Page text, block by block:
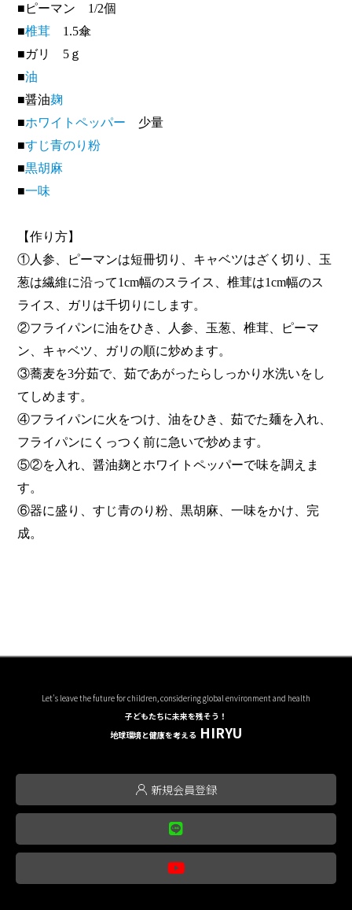
■ピーマン 1/2個
■椎茸 1.5傘
■ガリ 5ｇ
■油
■醤油麹
■ホワイトペッパー 少量
■すじ青のり粉
■黒胡麻
■一味
【作り方】
①人参、ピーマンは短冊切り、キャベツはざく切り、玉
葱は繊維に沿って1cm幅のスライス、椎茸は1cm幅のス
ライス、ガリは千切りにします。
②フライパンに油をひき、人参、玉葱、椎茸、ピーマ
ン、キャベツ、ガリの順に炒めます。
③蕎麦を3分茹で、茹であがったらしっかり水洗いをし
てしめます。
④フライパンに火をつけ、油をひき、茹でた麺を入れ、
フライパンにくっつく前に急いで炒めます。
⑤②を入れ、醤油麹とホワイトペッパーで味を調えま
す。
⑥器に盛り、すじ青のり粉、黒胡麻、一味をかけ、完
成。
Let's leave the future for children, considering global environment and health
子どもたちに未来を残そう！
地球環境と健康を考える HIRYU
新規会員登録